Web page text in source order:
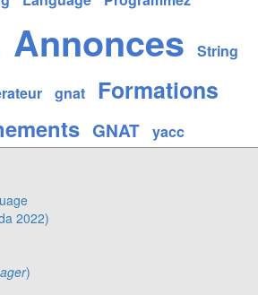
Annonces String
gnat Formations
GNAT yacc
2022)
)